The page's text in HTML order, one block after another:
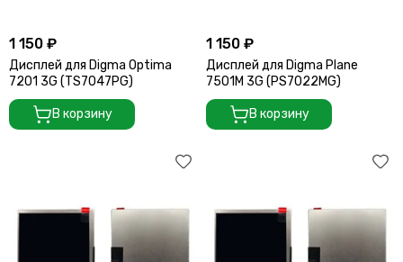
1 150 ₽
Дисплей для Digma Optima
7201 3G (TS7047PG)
В корзину
1 150 ₽
Дисплей для Digma Plane
7501M 3G (PS7022MG)
В корзину